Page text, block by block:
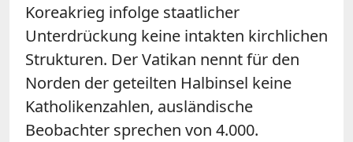
Koreakrieg infolge staatlicher
Unterdrückung keine intakten kirchlichen
Strukturen. Der Vatikan nennt für den
Norden der geteilten Halbinsel keine
Katholikenzahlen, ausländische
Beobachter sprechen von 4.000.